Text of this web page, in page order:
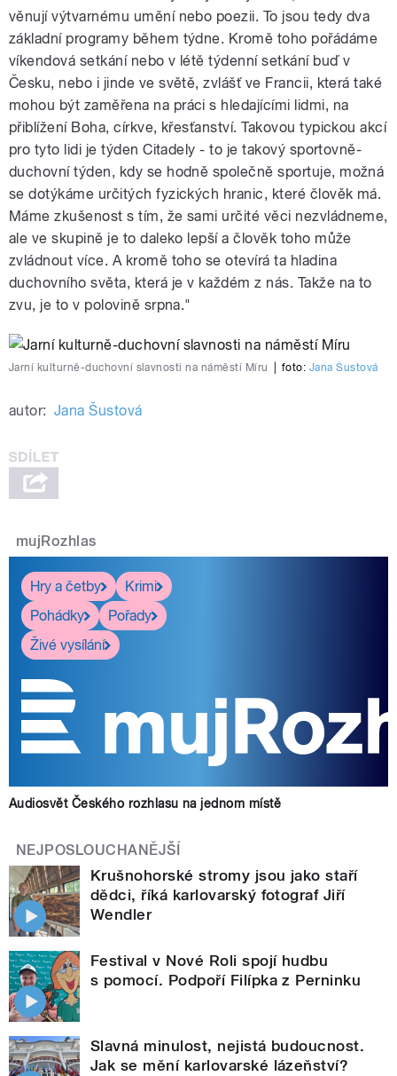
věnují výtvarnému umění nebo poezii. To jsou tedy dva
základní programy během týdne. Kromě toho pořádáme
víkendová setkání nebo v létě týdenní setkání buď v
Česku, nebo i jinde ve světě, zvlášť ve Francii, která také
mohou být zaměřena na práci s hledajícími lidmi, na
přiblížení Boha, církve, křesťanství. Takovou typickou akcí
pro tyto lidi je týden Citadely - to je takový sportovně-
duchovní týden, kdy se hodně společně sportuje, možná
se dotýkáme určitých fyzických hranic, které člověk má.
Máme zkušenost s tím, že sami určité věci nezvládneme,
ale ve skupině je to daleko lepší a člověk toho může
zvládnout více. A kromě toho se otevírá ta hladina
duchovního světa, která je v každém z nás. Takže na to
zvu, je to v polovině srpna."
Jarní kulturně-duchovní slavnosti na náměstí Míru foto: Jana Šustová
autor: Jana Šustová
mujRozhlas
Hry a četby
Krimi
Pohádky
Pořady
Živé vysílání
Audiosvět Českého rozhlasu na jednom místě
NEJPOSLOUCHANĚJŠÍ
Krušnohorské stromy jsou jako staří
dědci, říká karlovarský fotograf Jiří
Wendler
Festival v Nové Roli spojí hudbu
s pomocí. Podpoří Filípka z Perninku
Slavná minulost, nejistá budoucnost.
Jak se mění karlovarské lázeňství?